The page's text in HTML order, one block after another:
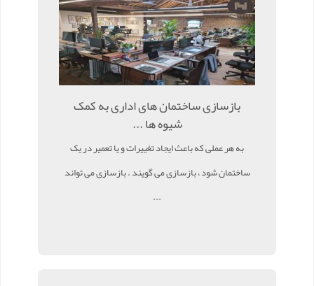
بازسازی ساختمان های اداری به کمک
شیوه ها ...
به هر عملی که باعث ایجاد تغییرات و یا تعمیر در یک
ساختمان شود ، بازسازی می گویند . بازسازی می تواند
...